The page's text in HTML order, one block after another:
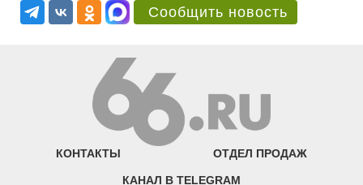
Сообщить новость
КОНТАКТЫ ОТДЕЛ ПРОДАЖ
КАНАЛ В TELEGRAM